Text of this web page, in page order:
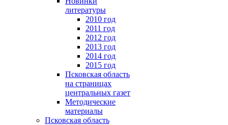
литературы
2010 год
2011 год
2012 год
2013 год
2014 год
2015 год
Псковская область
на страницах
центральных газет
Методические
материалы
Псковская область